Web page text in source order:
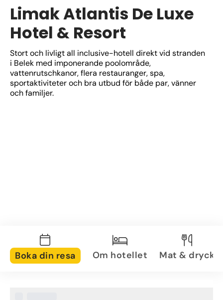
Limak Atlantis De Luxe
Hotel & Resort
Stort och livligt all inclusive-hotell direkt vid stranden
i Belek med imponerande poolområde,
vattenrutschkanor, flera restauranger, spa,
sportaktiviteter och bra utbud för både par, vänner
och familjer.
Boka din resa Om hotellet Mat & dryck